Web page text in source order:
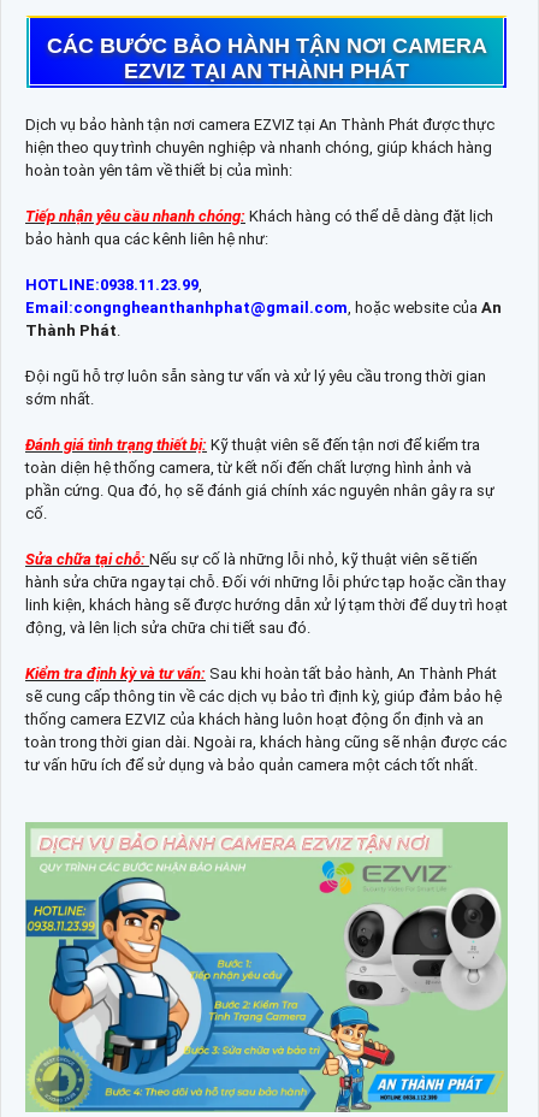
CÁC BƯỚC BẢO HÀNH TẬN NƠI CAMERA
EZVIZ TẠI AN THÀNH PHÁT
Dịch vụ bảo hành tận nơi camera EZVIZ tại An Thành Phát được thực
hiện theo quy trình chuyên nghiệp và nhanh chóng, giúp khách hàng
hoàn toàn yên tâm về thiết bị của mình:
Tiếp nhận yêu cầu nhanh chóng: Khách hàng có thể dễ dàng đặt lịch
bảo hành qua các kênh liên hệ như:
HOTLINE:0938.11.23.99,
Email:congngheanthanhphat@gmail.com, hoặc website của An
Thành Phát.
Đội ngũ hỗ trợ luôn sẵn sàng tư vấn và xử lý yêu cầu trong thời gian
sớm nhất.
Đánh giá tình trạng thiết bị: Kỹ thuật viên sẽ đến tận nơi để kiểm tra
toàn diện hệ thống camera, từ kết nối đến chất lượng hình ảnh và
phần cứng. Qua đó, họ sẽ đánh giá chính xác nguyên nhân gây ra sự
cố.
Sửa chữa tại chỗ: Nếu sự cố là những lỗi nhỏ, kỹ thuật viên sẽ tiến
hành sửa chữa ngay tại chỗ. Đối với những lỗi phức tạp hoặc cần thay
linh kiện, khách hàng sẽ được hướng dẫn xử lý tạm thời để duy trì hoạt
động, và lên lịch sửa chữa chi tiết sau đó.
Kiểm tra định kỳ và tư vấn: Sau khi hoàn tất bảo hành, An Thành Phát
sẽ cung cấp thông tin về các dịch vụ bảo trì định kỳ, giúp đảm bảo hệ
thống camera EZVIZ của khách hàng luôn hoạt động ổn định và an
toàn trong thời gian dài. Ngoài ra, khách hàng cũng sẽ nhận được các
tư vấn hữu ích để sử dụng và bảo quản camera một cách tốt nhất.